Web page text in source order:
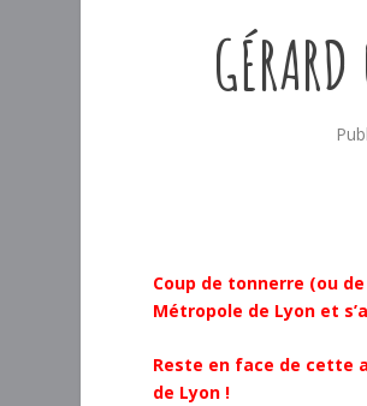
Coup de tonnerre (ou
Métropole de Lyon et
Reste en face de cette
de Lyon !